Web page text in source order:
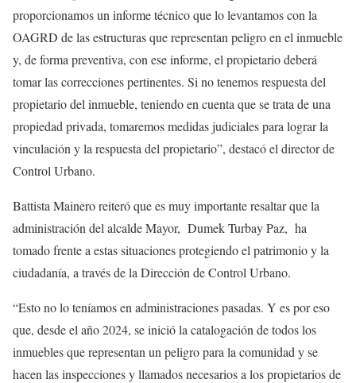
proporcionamos un informe técnico que lo levantamos con la
OAGRD de las estructuras que representan peligro en el inmueble
y, de forma preventiva, con ese informe, el propietario deberá
tomar las correcciones pertinentes. Si no tenemos respuesta del
propietario del inmueble, teniendo en cuenta que se trata de una
propiedad privada, tomaremos medidas judiciales para lograr la
vinculación y la respuesta del propietario”, destacó el director de
Control Urbano.
Battista Mainero reiteró que es muy importante resaltar que la
administración del alcalde Mayor, Dumek Turbay Paz, ha
tomado frente a estas situaciones protegiendo el patrimonio y la
ciudadanía, a través de la Dirección de Control Urbano.
“Esto no lo teníamos en administraciones pasadas. Y es por eso
que, desde el año 2024, se inició la catalogación de todos los
inmuebles que representan un peligro para la comunidad y se
hacen las inspecciones y llamados necesarios a los propietarios de